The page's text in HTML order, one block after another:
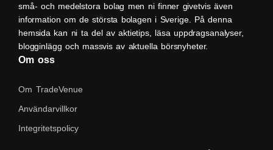
små- och medelstora bolag men ni finner givetvis även
information om de största bolagen i Sverige. På denna
hemsida kan ni ta del av aktietips, läsa uppdragsanalyser,
blogginlägg och massvis av aktuella börsnyheter.
Om oss
Om TradeVenue
Användarvillkor
Integritetspolicy